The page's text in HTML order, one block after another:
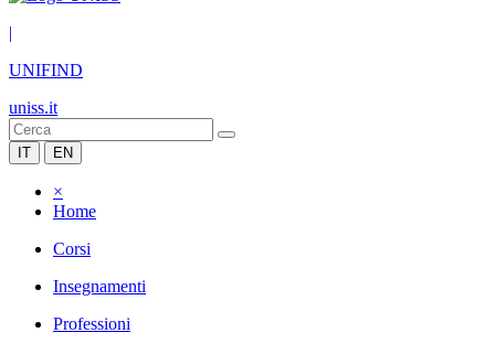
|
UNIFIND
uniss.it
IT EN
×
Home
Corsi
Insegnamenti
Professioni